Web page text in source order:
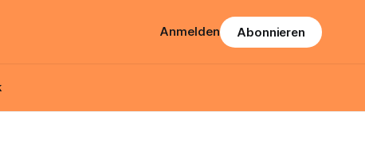
Anmelden Abonnieren